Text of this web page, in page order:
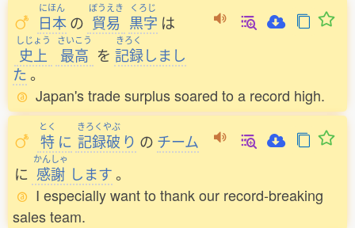
にほん
日本 の
ぼうえき
貿易
くろじ
黒字 は
しじょう
史上
さいこう
最高 を
きろく
記録しまし
た。
Japan's trade surplus soared to a record high.
とく
特 に
きろくやぶ
記録破 り の チーム
に
かんしゃ
感謝 します。
I especially want to thank our record-breaking
sales team.